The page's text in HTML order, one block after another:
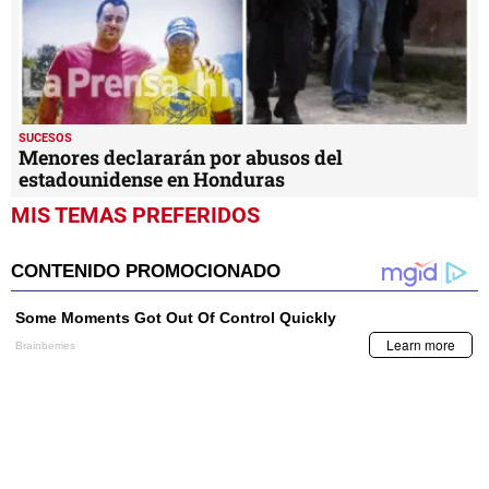
SUCESOS
Menores declararán por abusos del
estadounidense en Honduras
MIS TEMAS PREFERIDOS